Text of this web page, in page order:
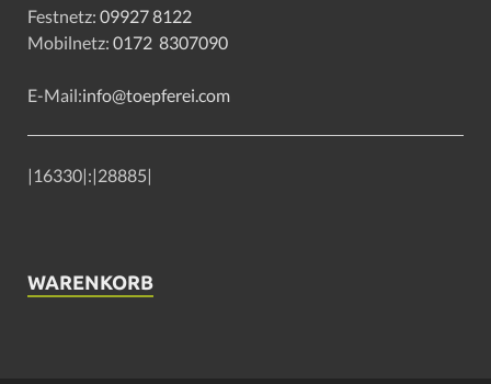
Festnetz: 09927 8122
Mobilnetz: 0172 8307090
E-Mail:info@toepferei.com
|16330|:|28885|
WARENKORB